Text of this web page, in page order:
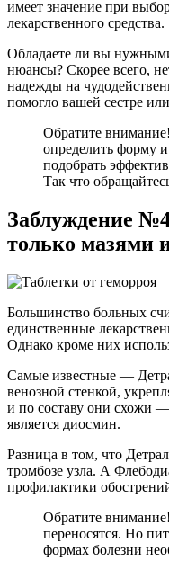
имеет значение при
лекарственного средства.
Обладаете ли вы
нюансы? Скорее всего,
надежды на
помогло вашей сестре
Обратите
определить форму
подобрать
Так что
Заблуждение
только мазями
Большинство больных
единственные
Однако кроме них
Самые известные —
венозной стенкой,
и по составу они схожи
является диосмин.
Разница в том, что
тромбозе узла. А
профилактики
Обратите
переносятся. Но
формах болезни